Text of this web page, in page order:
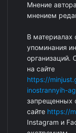
Мнение
мнением
В материалах
упоминания
организаций.
на сайте
https://
inostrannyih-
запрещенных
сайте https://
Instagram и